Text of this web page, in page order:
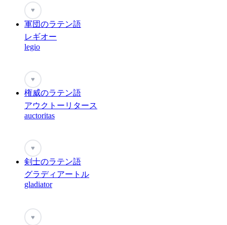
♥
軍団のラテン語
レギオー
legio
♥
権威のラテン語
アウクトーリタース
auctoritas
♥
剣士のラテン語
グラディアートル
gladiator
♥